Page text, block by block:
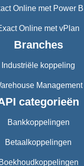
Online met Power BI
Online met vPlan
Branches
Industriële koppeling
Management
categorieën
Bankkoppelingen
Betaalkoppelingen
Boekhoudkoppelingen